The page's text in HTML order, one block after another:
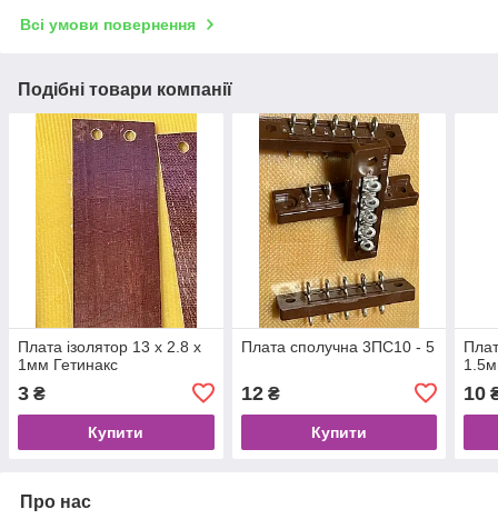
Всі умови повернення
Подібні товари компанії
Плата ізолятор 13 х 2.8 х
1мм Гетинакс
3 ₴
Купити
Плата сполучна 3ПС10 - 5
12₴
Купити
10
Про нас